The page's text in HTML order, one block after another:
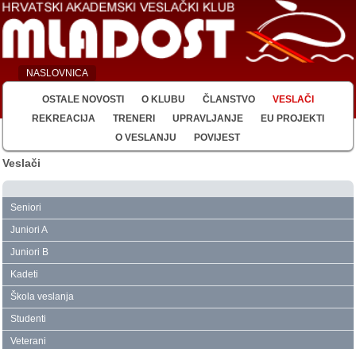
NASLOVNICA
OSTALE NOVOSTI O KLUBU ČLANSTVO
VESLAČI
REKREACIJA
TRENERI UPRAVLJANJE
EU PROJEKTI
O VESLANJU
POVIJEST
Veslači
Seniori
Juniori A
Juniori B
Kadeti
Škola veslanja
Studenti
Veterani